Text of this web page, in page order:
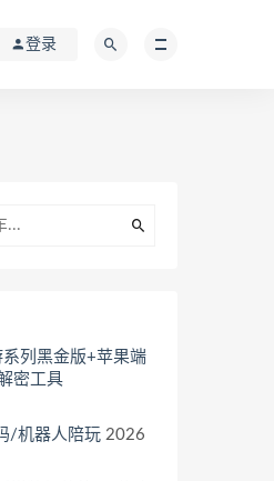
登录
列黑金版+苹果端
密工具
/机器人陪玩 2026